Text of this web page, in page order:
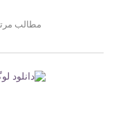
مطالب